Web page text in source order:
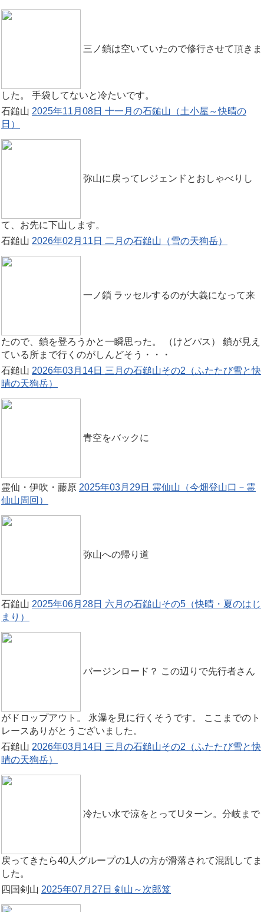
三ノ鎖は空いていたので修行させて頂きま
した。 手袋してないと冷たいです。
石鎚山 2025年11月08日 十一月の石鎚山（土小屋～快晴の
日）
弥山に戻ってレジェンドとおしゃべりし
て、お先に下山します。
石鎚山 2026年02月11日 二月の石鎚山（雪の天狗岳）
一ノ鎖 ラッセルするのが大義になって来
たので、鎖を登ろうかと一瞬思った。 （けどパス） 鎖が見え
ている所まで行くのがしんどそう・・・
石鎚山 2026年03月14日 三月の石鎚山その2（ふたたび雪と快
晴の天狗岳）
青空をバックに
霊仙・伊吹・藤原 2025年03月29日 霊仙山（今畑登山口－霊
仙山周回）
弥山への帰り道
石鎚山 2025年06月28日 六月の石鎚山その5（快晴・夏のはじ
まり）
バージンロード？ この辺りで先行者さん
がドロップアウト。 氷瀑を見に行くそうです。 ここまでのト
レースありがとうございました。
石鎚山 2026年03月14日 三月の石鎚山その2（ふたたび雪と快
晴の天狗岳）
冷たい水で涼をとってUターン。分岐まで
戻ってきたら40人グループの1人の方が滑落されて混乱してま
した。
四国剣山 2025年07月27日 剣山～次郎笈